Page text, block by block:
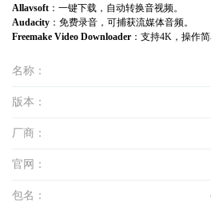
Allavsoft ：一键下载，自动转换音视频。
Audacity ：免费录音，可捕获流媒体音频。
Freemake Video Downloader ：支持4K，操作简
名称：
版本：
厂商：
官网：
包名：